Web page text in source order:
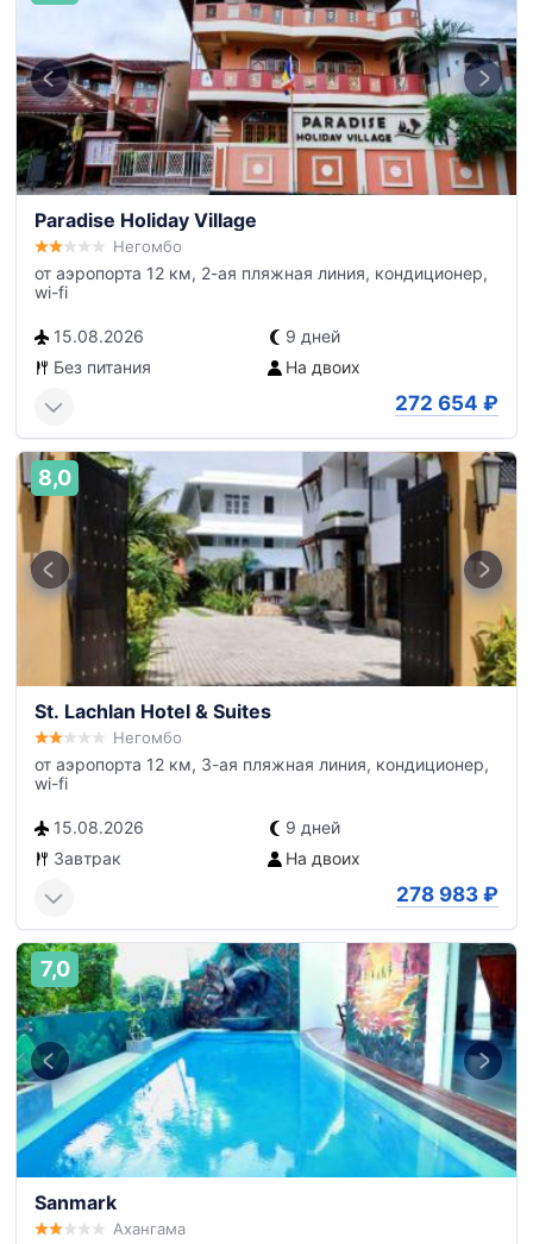
Paradise Holiday Village
Негомбо
от аэропорта 12 км, 2-ая пляжная линия, кондиционер,
wi-fi
15.08.2026
9 дней
Без питания
На двоих
272 654 ₽
8,0
St. Lachlan Hotel & Suites
Негомбо
от аэропорта 12 км, 3-ая пляжная линия, кондиционер,
wi-fi
15.08.2026
9 дней
Завтрак
На двоих
278 983 ₽
7,0
Sanmark
Ахангама